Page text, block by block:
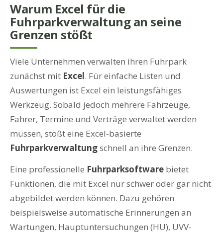
Warum Excel für die
Fuhrparkverwaltung an seine
Grenzen stößt
Viele Unternehmen verwalten ihren Fuhrpark
zunächst mit Excel. Für einfache Listen und
Auswertungen ist Excel ein leistungsfähiges
Werkzeug. Sobald jedoch mehrere Fahrzeuge,
Fahrer, Termine und Verträge verwaltet werden
müssen, stößt eine Excel-basierte
Fuhrparkverwaltungschnell an ihre Grenzen.
Eine professionelle Fuhrparksoftware bietet
Funktionen, die mit Excel nur schwer oder gar nicht
abgebildet werden können. Dazu gehören
beispielsweise automatische Erinnerungen an
Wartungen, Hauptuntersuchungen (HU), UVV-